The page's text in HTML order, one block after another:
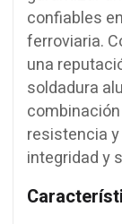
confiables
ferroviaria.
una
soldadura
resistencia
integridad y